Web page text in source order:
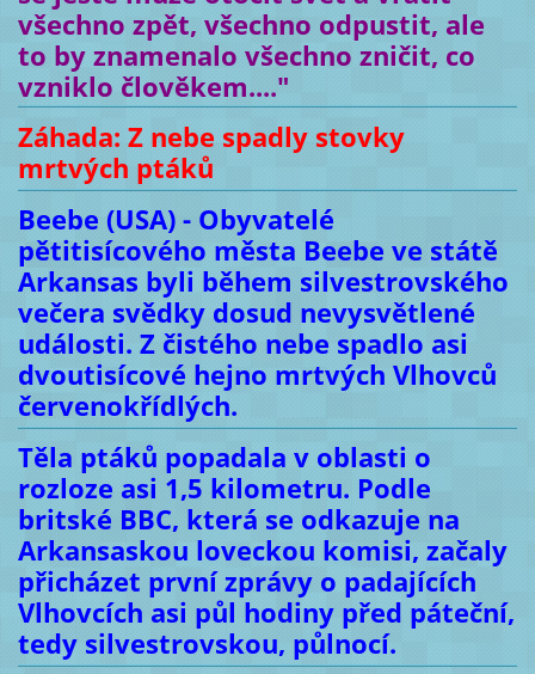
všechno zpět, všechno odpustit, ale
to by znamenalo všechno zničit, co
vzniklo člověkem...."
Záhada: Z nebe spadly stovky
mrtvých ptáků
Beebe (USA) - Obyvatelé
pětitisícového města Beebe ve státě
Arkansas byli během silvestrovského
večera svědky dosud nevysvětlené
události. Z čistého nebe spadlo asi
dvoutisícové hejno mrtvých Vlhovců
červenokřídlých.
Těla ptáků popadala v oblasti o
rozloze asi 1,5 kilometru. Podle
britské BBC, která se odkazuje na
Arkansaskou loveckou komisi, začaly
přicházet první zprávy o padajících
Vlhovcích asi půl hodiny před páteční,
tedy silvestrovskou, půlnocí.